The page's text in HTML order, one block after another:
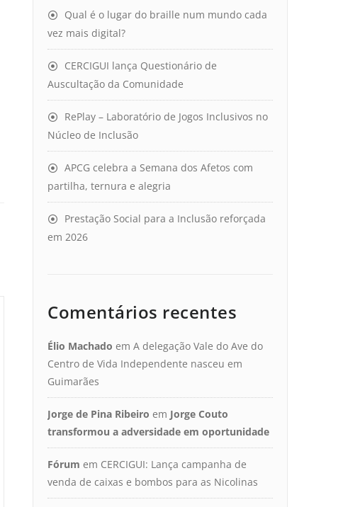
Qual é o lugar do braille num mundo cada
vez mais digital?
CERCIGUI lança Questionário de
Auscultação da Comunidade
RePlay – Laboratório de Jogos Inclusivos no
Núcleo de Inclusão
APCG celebra a Semana dos Afetos com
partilha, ternura e alegria
Prestação Social para a Inclusão reforçada
em 2026
Comentários recentes
Élio Machado em A delegação Vale do Ave do
Centro de Vida Independente nasceu em
Guimarães
Jorge de Pina Ribeiro em Jorge Couto
transformou a adversidade em oportunidade
Fórum em CERCIGUI: Lança campanha de
venda de caixas e bombos para as Nicolinas